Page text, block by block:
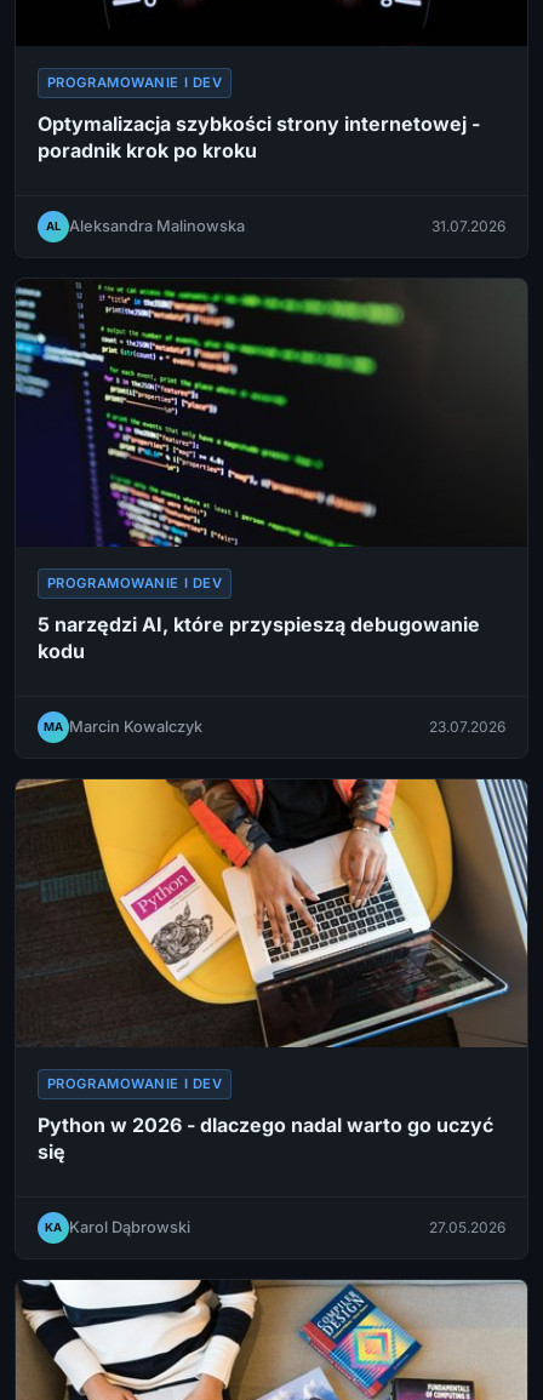
PROGRAMOWANIE I DEV
Optymalizacja szybkości strony internetowej -
poradnik krok po kroku
AL Aleksandra Malinowska 31.07.2026
PROGRAMOWANIE I DEV
5 narzędzi AI, które przyspieszą debugowanie
kodu
MA Marcin Kowalczyk 23.07.2026
PROGRAMOWANIE I DEV
Python w 2026 - dlaczego nadal warto go uczyć
się
KA Karol Dąbrowski 27.05.2026